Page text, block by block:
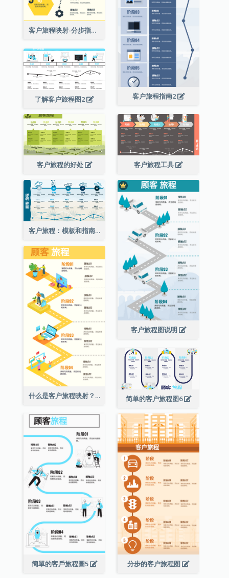
客户旅程映射-分步指南
客户旅程指南2
了解客户旅程图2
客户旅程的好处 客户旅程工具
客户旅程：模板和指南
客户旅程图说明
什么是客户旅程映射？ 简单的客户旅程图6
簡單的客戶旅程圖5 分步的客户旅程图